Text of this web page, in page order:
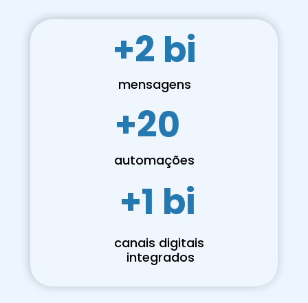
+2 bi​
+20​
+1 bi​
mensagens
automações
canais digitais
integrados